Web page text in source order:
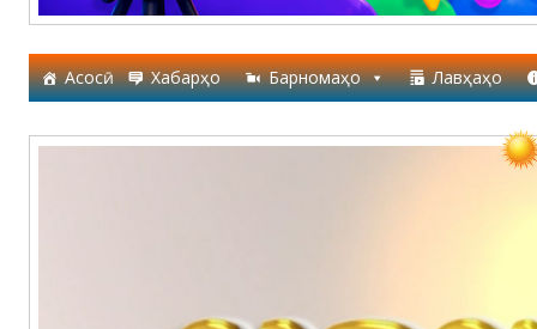
Асосӣ Хабарҳо Барномаҳо Лавҳаҳо